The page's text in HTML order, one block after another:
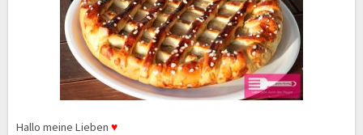
Hallo meine Lieben ♥